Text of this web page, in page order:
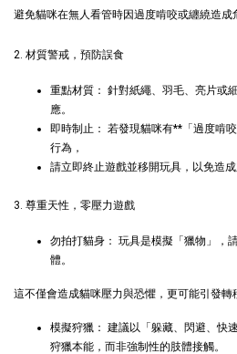
現貨｜德國
貓草纈草根玩具｜
NT$ 289 TWD
NT$ 300 TWD
- +NT$
NT$
避免貓咪在無人看管時因過度啃咬或纏繞造成
2. 材質警戒，預防誤食
重點材質： 針對紙繩、羽毛、亮片或
應。
即時制止： 若發現貓咪有**「過度啃
行為，
請立即終止遊戲並移開玩具，以免造成
3. 尊重天性，零壓力遊戲
勿拍打貓身： 玩具是模擬「獵物」，
體。
這不僅會造成貓咪壓力與恐懼，更可能引發轉
模擬狩獵： 建議以「躲藏、閃避、快
狩獵本能，而非強制性的肢體接觸。